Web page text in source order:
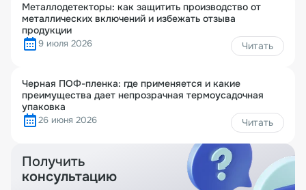
Металлодетекторы: как защитить производство от
металлических включений и избежать отзыва
продукции
9 июля 2026 Читать
Черная ПОФ-пленка: где применяется и какие
преимущества дает непрозрачная термоусадочная
упаковка
26 июня 2026 Читать
Получить
консультацию